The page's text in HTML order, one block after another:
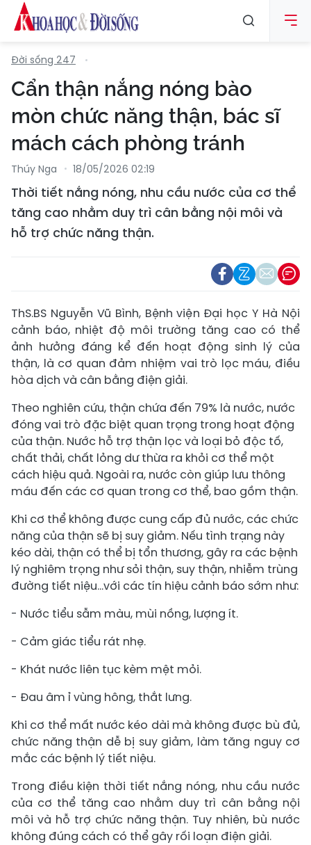
Đời sống 247
Cẩn thận nắng nóng bào
mòn chức năng thận, bác sĩ
mách cách phòng tránh
Thúy Nga 18/05/2026 02:19
Thời tiết nắng nóng, nhu cầu nước của cơ thể
tăng cao nhằm duy trì cân bằng nội môi và
hỗ trợ chức năng thận.
ThS.BS Nguyễn Vũ Bình, Bệnh viện Đại học Y Hà Nội
cảnh báo, nhiệt độ môi trường tăng cao có thể
ảnh hưởng đáng kể đến hoạt động sinh lý của
thận, là cơ quan đảm nhiệm vai trò lọc máu, điều
hòa dịch và cân bằng điện giải.
Theo nghiên cứu, thận chứa đến 79% là nước, nước
đóng vai trò đặc biệt quan trọng trong hoạt động
của thận. Nước hỗ trợ thận lọc và loại bỏ độc tố,
chất thải, chất lỏng dư thừa ra khỏi cơ thể một
cách hiệu quả. Ngoài ra, nước còn giúp lưu thông
máu đến các cơ quan trong cơ thể, bao gồm thận.
Khi cơ thể không được cung cấp đủ nước, các chức
năng của thận sẽ bị suy giảm. Nếu tình trạng này
kéo dài, thận có thể bị tổn thương, gây ra các bệnh
lý nghiêm trọng như sỏi thận, suy thận, nhiễm trùng
đường tiết niệu…với các tín hiệu cảnh báo sớm như:
- Nước tiểu sẫm màu, mùi nồng, lượng ít.
- Cảm giác tiểu rát nhẹ.
- Khát nước liên tục kèm mệt mỏi.
- Đau âm ỉ vùng hông, thắt lưng.
Khi cơ thể mất nước kéo dài mà không được bù đủ,
chức năng thận dễ bị suy giảm, làm tăng nguy cơ
mắc các bệnh lý tiết niệu.
Trong điều kiện thời tiết nắng nóng, nhu cầu nước
của cơ thể tăng cao nhằm duy trì cân bằng nội
môi và hỗ trợ chức năng thận. Tuy nhiên, bù nước
không đúng cách có thể gây rối loạn điện giải.